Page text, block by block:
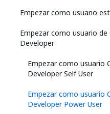
Empezar como usuario
Empezar como usuario de
Developer
Empezar como usuario
Developer Self User
Empezar como usuario
Developer Power User